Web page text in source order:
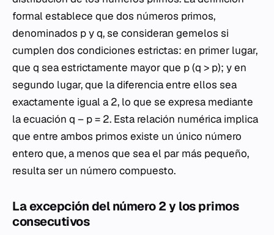
formal establece que dos números primos,
denominados pyq, se consideran gemelos si
cumplen dos condiciones estrictas: en primer lugar,
que q sea estrictamente mayor que p(q > p); y en
segundo lugar, que la diferencia entre ellos sea
exactamente igual a 2, lo que se expresa mediante
la ecuación q – p= 2. Esta relación numérica implica
que entre ambos primos existe un único número
entero que, a menos que sea el par más pequeño,
resulta ser un número compuesto.
La excepción del número 2 y los primos
consecutivos